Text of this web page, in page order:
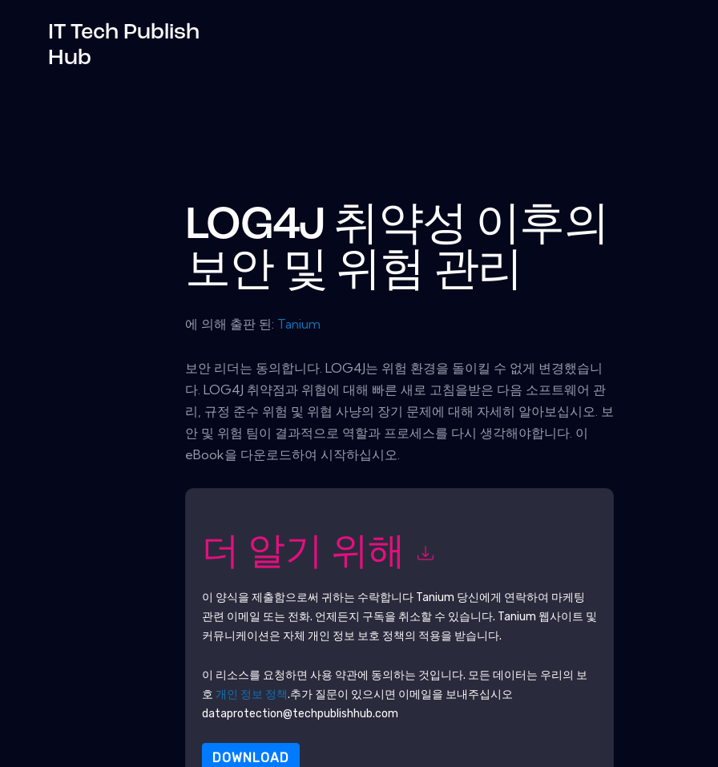
IT Tech Publish
Hub
LOG4J 취약성 이후의
보안 및 위험 관리
에 의해 출판 된: Tanium
보안 리더는 동의합니다. LOG4J는 위험 환경을 돌이킬 수 없게 변경했습니
다. LOG4J 취약점과 위협에 대해 빠른 새로 고침을받은 다음 소프트웨어 관
리, 규정 준수 위험 및 위협 사냥의 장기 문제에 대해 자세히 알아보십시오. 보
안 및 위험 팀이 결과적으로 역할과 프로세스를 다시 생각해야합니다. 이
eBook을 다운로드하여 시작하십시오.
더 알기 위해
이 양식을 제출함으로써 귀하는 수락합니다 Tanium 당신에게 연락하여 마케팅
관련 이메일 또는 전화. 언제든지 구독을 취소할 수 있습니다. Tanium 웹사이트 및
커뮤니케이션은 자체 개인 정보 보호 정책의 적용을 받습니다.
이 리소스를 요청하면 사용 약관에 동의하는 것입니다. 모든 데이터는 우리의 보
호 개인 정보 정책.추가 질문이 있으시면 이메일을 보내주십시오
dataprotection@techpublishhub.com
DOWNLOAD